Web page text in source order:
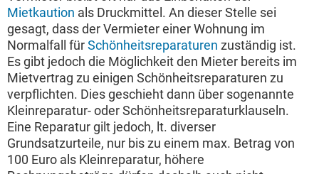
Mietkaution als Druckmittel. An dieser Stelle sei
gesagt, dass der Vermieter einer Wohnung im
Normalfall fürSchönheitsreparaturen zuständig ist.
Es gibt jedoch die Möglichkeit den Mieter bereits im
Mietvertrag zu einigen Schönheitsreparaturen zu
verpflichten. Dies geschieht dann über sogenannte
Kleinreparatur- oder Schönheitsreparaturklauseln.
Eine Reparatur gilt jedoch, lt. diverser
Grundsatzurteile, nur bis zu einem max. Betrag von
100 Euro als Kleinreparatur, höhere